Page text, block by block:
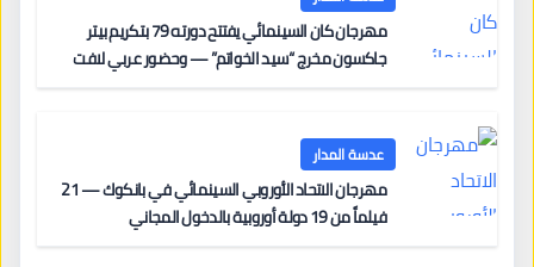
مهرجان كان السينمائي يفتتح دورته 79 بتكريم بيتر
جاكسون مخرج “سيد الخواتم” — وحضور عربي لافت
عدسة المدار
مهرجان الاتحاد الأوروبي السينمائي في بانكوك — 21
فيلماً من 19 دولة أوروبية بالدخول المجاني